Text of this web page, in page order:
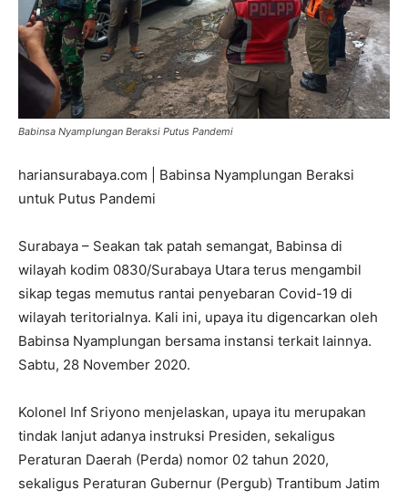
Babinsa Nyamplungan Beraksi Putus Pandemi
hariansurabaya.com | Babinsa Nyamplungan Beraksi
untuk Putus Pandemi
Surabaya – Seakan tak patah semangat, Babinsa di
wilayah kodim 0830/Surabaya Utara terus mengambil
sikap tegas memutus rantai penyebaran Covid-19 di
wilayah teritorialnya. Kali ini, upaya itu digencarkan oleh
Babinsa Nyamplungan bersama instansi terkait lainnya.
Sabtu, 28 November 2020.
Kolonel Inf Sriyono menjelaskan, upaya itu merupakan
tindak lanjut adanya instruksi Presiden, sekaligus
Peraturan Daerah (Perda) nomor 02 tahun 2020,
sekaligus Peraturan Gubernur (Pergub) Trantibum Jatim